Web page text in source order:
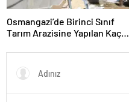
Osmangazi’de Birinci Sınıf
Tarım Arazisine Yapılan Kaçak